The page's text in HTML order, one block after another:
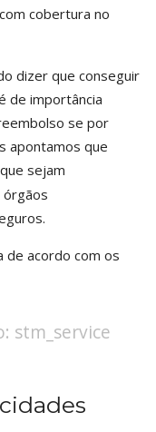
cobertura no
dizer que conseguir
de importância
se por
apontamos que
que sejam
órgãos
de acordo com os
stm_service